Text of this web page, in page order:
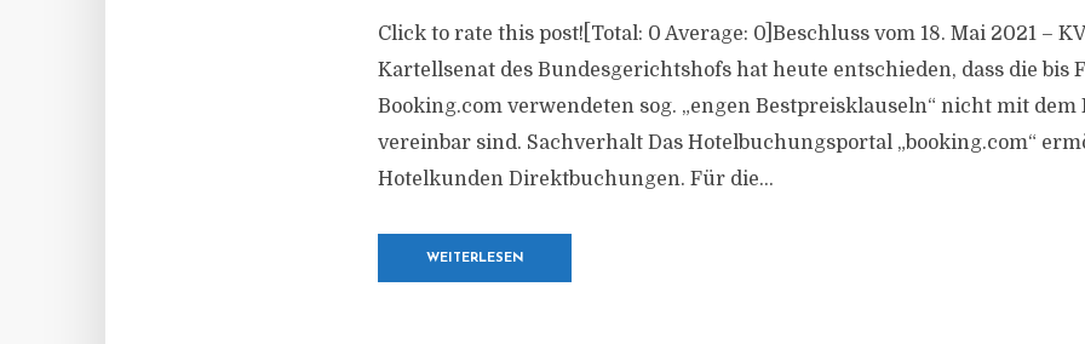
Click to rate this post![Total: 0 Average: 0]Beschluss vom 18. Mai 2021 –
Kartellsenat des Bundesgerichtshofs hat heute entschieden, dass die bis
Booking.com verwendeten sog. „engen Bestpreisklauseln“ nicht mit
vereinbar sind. Sachverhalt Das Hotelbuchungsportal „booking.com“
Hotelkunden Direktbuchungen. Für die...
WEITERLESEN